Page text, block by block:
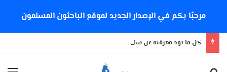
مرحبًا بكم في الإصدار الجديد لموقع الباحثون المسلمون
كل ما تود معرفته عن سلالة كورونا الجديدة